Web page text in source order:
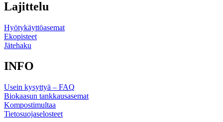
Lajittelu
Hyötykäyttöasemat
Ekopisteet
Jätehaku
INFO
Usein kysyttyä – FAQ
Biokaasun tankkausasemat
Kompostimultaa
Tietosuojaselosteet